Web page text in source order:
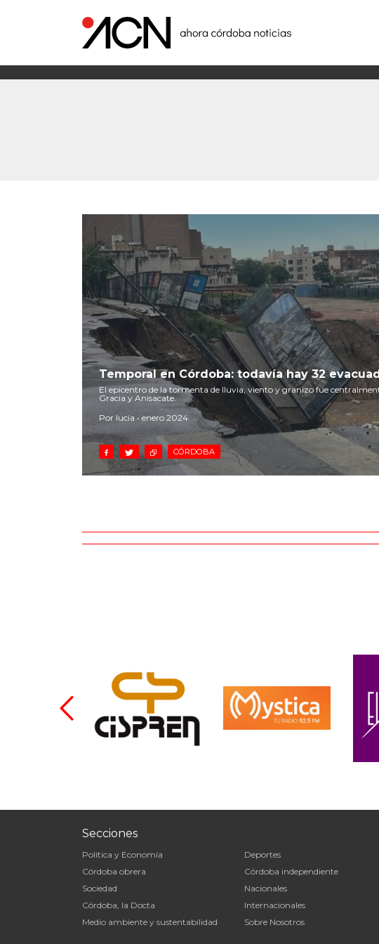
Temporal en Córdoba: todavía hay 32
El epicentro de la tormenta de lluvia, viento y granizo fue
Gracia y Anisacate.
Por lucia • enero 2024
CÓRDOBA
Secciones
Política y Economía
Córdoba obrera
Sociedad
Córdoba, la Docta
Medio ambiente y sustentabilidad
Deportes
Córdoba independiente
Nacionales
Internacionales
Sobre Nosotros